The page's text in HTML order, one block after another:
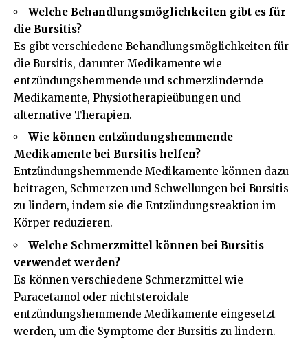
Welche Behandlungsmöglichkeiten gibt es für
die Bursitis?
Es gibt verschiedene Behandlungsmöglichkeiten für
die Bursitis, darunter Medikamente wie
entzündungshemmende und schmerzlindernde
Medikamente, Physiotherapieübungen und
alternative Therapien.
Wie können entzündungshemmende
Medikamente bei Bursitis helfen?
Entzündungshemmende Medikamente können dazu
beitragen, Schmerzen und Schwellungen bei Bursitis
zu lindern, indem sie die Entzündungsreaktion im
Körper reduzieren.
Welche Schmerzmittel können bei Bursitis
verwendet werden?
Es können verschiedene Schmerzmittel wie
Paracetamol oder nichtsteroidale
entzündungshemmende Medikamente eingesetzt
werden, um die Symptome der Bursitis zu lindern.